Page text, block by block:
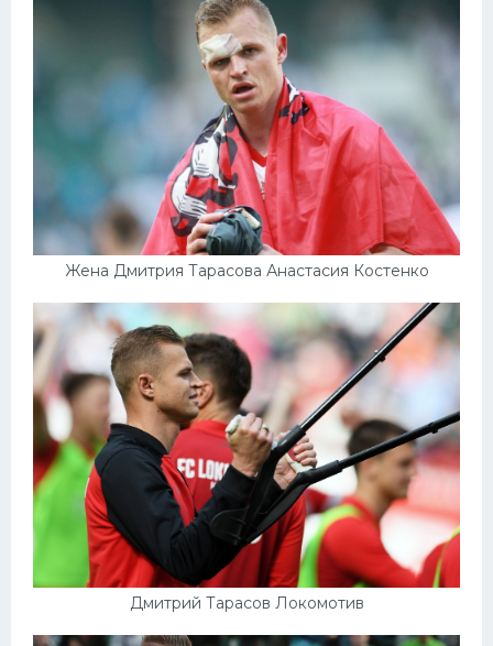
Жена Дмитрия Тарасова Анастасия Костенко
Дмитрий Тарасов Локомотив